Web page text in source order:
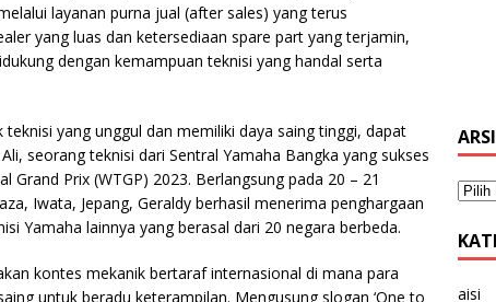
layanan purna jual (after sales) yang terus
yang luas dan ketersediaan spare part yang terjamin,
dengan kemampuan teknisi yang handal serta
yang unggul dan memiliki daya saing tinggi, dapat
seorang teknisi dari Sentral Yamaha Bangka yang sukses
Grand Prix (WTGP) 2023. Berlangsung pada 20 – 21
Iwata, Jepang, Geraldy berhasil menerima penghargaan
Yamaha lainnya yang berasal dari 20 negara berbeda.
kontes mekanik bertaraf internasional di mana para
untuk beradu keterampilan. Mengusung slogan ‘One to
aisi